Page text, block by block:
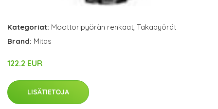
Kategoriat: Moottoripyörän renkaat, Takapyörät
Brand: Mitas
122.2 EUR
LISÄTIETOJA